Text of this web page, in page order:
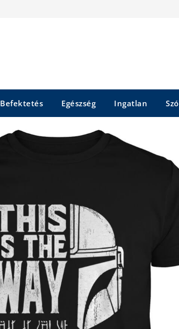
Befektetés Egészség Ingatlan